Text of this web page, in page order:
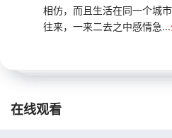
相仿，而且生活在同一个城
往来，一来二去之中感情急...
在线观看